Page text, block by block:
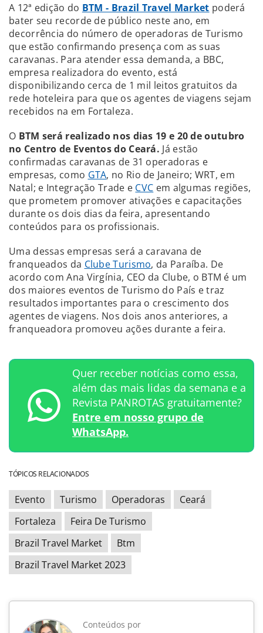
A 12ª edição do BTM - Brazil Travel Market poderá
bater seu recorde de público neste ano, em
decorrência do número de operadoras de Turismo
que estão confirmando presença com as suas
caravanas. Para atender essa demanda, a BBC,
empresa realizadora do evento, está
disponibilizando cerca de 1 mil leitos gratuitos da
rede hoteleira para que os agentes de viagens sejam
recebidos na em Fortaleza.
O BTM será realizado nos dias 19 e 20 de outubro
no Centro de Eventos do Ceará. Já estão
confirmadas caravanas de 31 operadoras e
empresas, como GTA, no Rio de Janeiro; WRT, em
Natal; e Integração Trade e CVC em algumas regiões,
que prometem promover ativações e capacitações
durante os dois dias da feira, apresentando
conteúdos para os profissionais.
Uma dessas empresas será a caravana de
franqueados da Clube Turismo, da Paraíba. De
acordo com Ana Virgínia, CEO da Clube, o BTM é um
dos maiores eventos de Turismo do País e traz
resultados importantes para o crescimento dos
agentes de viagens. Nos dois anos anteriores, a
franqueadora promoveu ações durante a feira.
Quer receber notícias como essa,
além das mais lidas da semana e a
Revista PANROTAS gratuitamente?
Entre em nosso grupo de
WhatsApp.
TÓPICOS RELACIONADOS
Evento Turismo Operadoras
Ceará
Fortaleza
Feira De Turismo
Brazil Travel Market
Btm
Brazil Travel Market 2023
Conteúdos por